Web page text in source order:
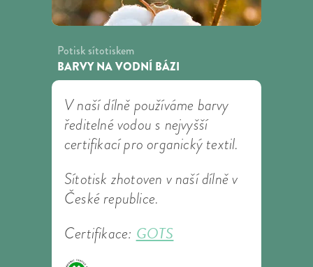
Potisk sítotiskem
BARVY NA VODNÍ BÁZI
V naší dílně používáme barvy
ředitelné vodou s nejvyšší
certifikací pro organický textil.
Sítotisk zhotoven v naší dílně v
České republice.
Certifikace: GOTS